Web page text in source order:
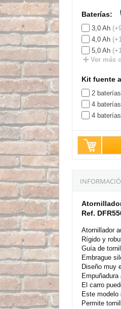
Baterías:
3,0 Ah
4,0 Ah
5,0 Ah
Ver más
Kit fuente
2
4
4
Ref.
Atornillador
Rígido y
Guía de
Embrague
Diseño muy
El carro
Este modelo
Permite